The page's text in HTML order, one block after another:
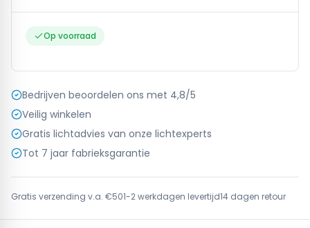
Op voorraad
Bedrijven beoordelen ons met 4,8/5
Veilig winkelen
Gratis lichtadvies van onze lichtexperts
Tot 7 jaar fabrieksgarantie
Gratis verzending v.a. €501-2 werkdagen levertijd14 dagen retour